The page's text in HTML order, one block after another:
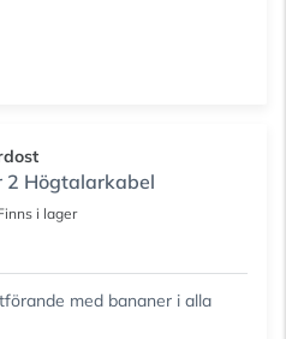
2 Högtalarkabel
i lager
med bananer i alla